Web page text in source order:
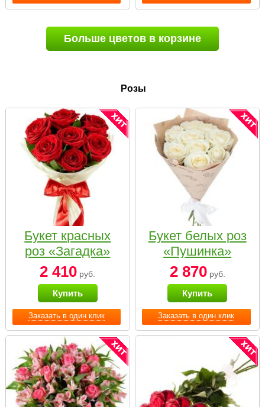
Больше цветов в корзине
Розы
Заказать в один клик
Букет красных
роз «Загадка»
2 410 руб.
Купить
Заказать в один клик
Букет белых роз
«Пушинка»
2 870руб.
Купить